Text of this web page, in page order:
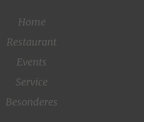
Home
Restaurant
Events
Service
Besonderes